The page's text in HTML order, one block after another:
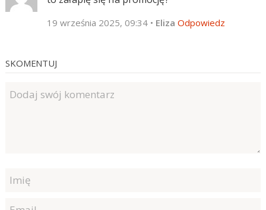
19 września 2025, 09:34 • Eliza Odpowiedz
SKOMENTUJ